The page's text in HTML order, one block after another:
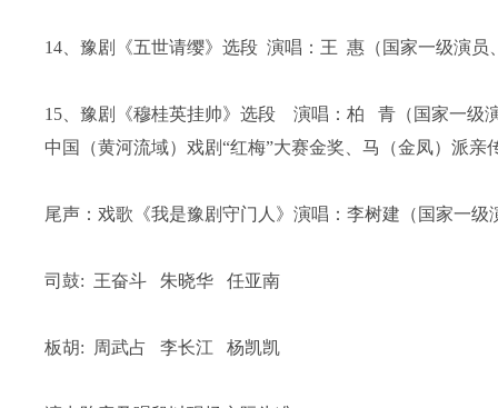
14、豫剧《五世请缨》选段 演唱：王 惠（国家一级演员
15、豫剧《穆桂英挂帅》选段 演唱：柏 青（国家一
中国（黄河流域）戏剧“红梅”大赛金奖、马（金凤）派亲
尾声：戏歌《我是豫剧守门人》演唱：李树建（国家一
司鼓: 王奋斗 朱晓华 任亚南
板胡: 周武占 李长江 杨凯凯